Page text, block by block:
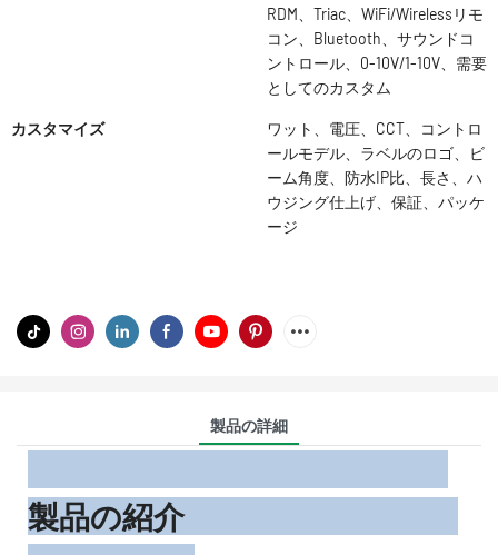
RDM、Triac、WiFi/Wirelessリモ
コン、Bluetooth、サウンドコ
ントロール、0-10V/1-10V、需要
としてのカスタム
カスタマイズ
ワット、電圧、CCT、コントロ
ールモデル、ラベルのロゴ、ビ
ーム角度、防水IP比、長さ、ハ
ウジング仕上げ、保証、パッケ
ージ
製品の詳細
製品の紹介